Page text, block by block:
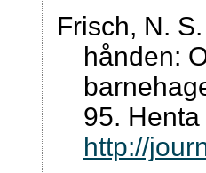
Frisch, N.
hånden:
95. Henta
http://